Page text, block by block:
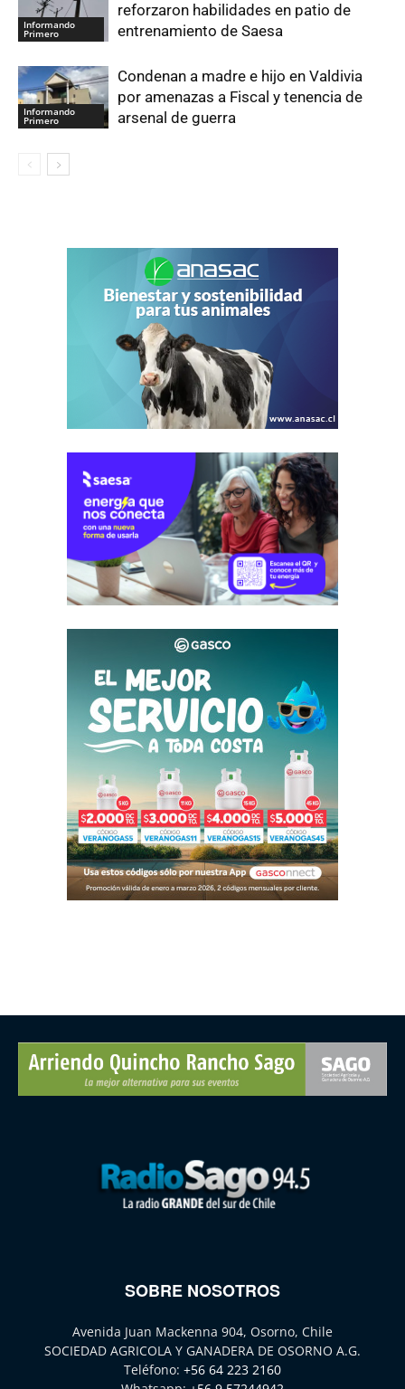
Informando
Primero
reforzaron habilidades en patio de
entrenamiento de Saesa
Informando
Primero
Condenan a madre e hijo en Valdivia
por amenazas a Fiscal y tenencia de
arsenal de guerra
SOBRE NOSOTROS
Avenida Juan Mackenna 904, Osorno, Chile
SOCIEDAD AGRICOLA Y GANADERA DE OSORNO A.G.
Teléfono: +56 64 223 2160